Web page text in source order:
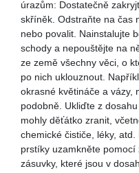
úrazům: Dostatečně
skříněk. Odstraňte na čas
nebo povalit. Nainstalujte
schody a nepouštějte na
ze země všechny věci, o
po nich uklouznout.
okrasné květináče a vázy,
podobně. Ukliďte z
mohly děťátko zranit,
chemické čističe, léky,
prstíky uzamkněte
zásuvky, které jsou v